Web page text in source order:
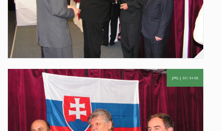
JPG | 301.94 KB